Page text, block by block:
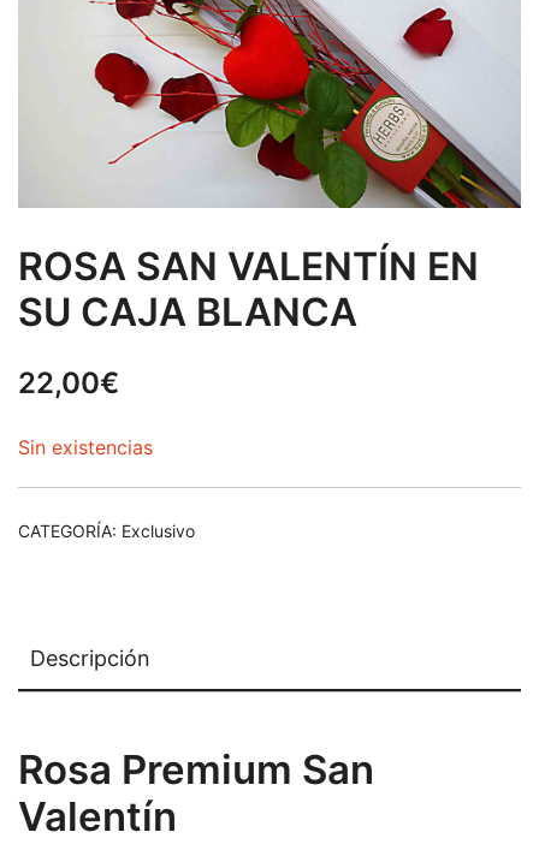
ROSA SAN VALENTÍN EN
SU CAJA BLANCA
22,00€
Sin existencias
CATEGORÍA: Exclusivo
Descripción
Rosa Premium San
Valentín